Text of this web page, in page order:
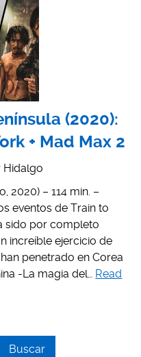
(2020):
+ Mad Max 2
Hidalgo
2020) – 114 min. –
eventos de Train to
sido por completo
increíble ejercicio de
penetrado en Corea
-La magia del… Read